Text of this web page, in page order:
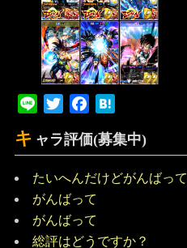
Line Twitter Facebook
キ ャラ評価(募集中)
たいへんだけどがんばって
がんばって
がんばって
総評はどうですか？